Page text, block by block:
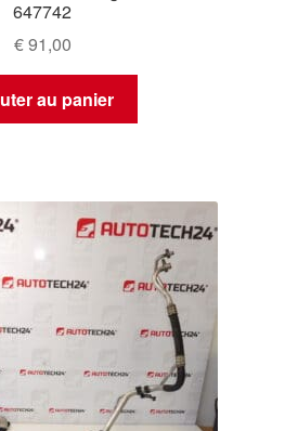
647742
€91,00
au panier